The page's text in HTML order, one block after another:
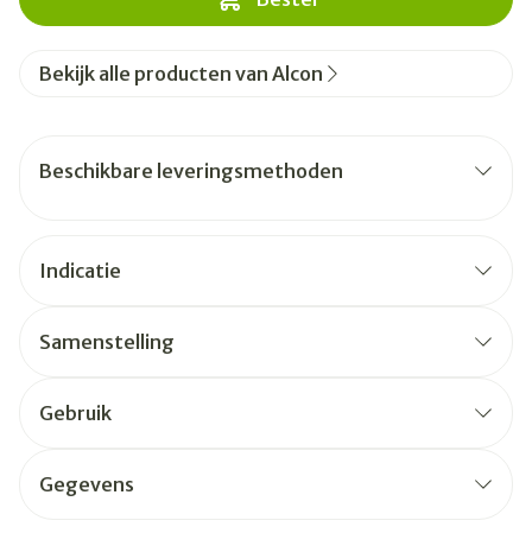
Bekijk alle producten van Alcon
Beschikbare leveringsmethoden
Indicatie
Samenstelling
Gebruik
Gegevens